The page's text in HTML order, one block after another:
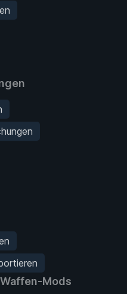
Waffen-Mods